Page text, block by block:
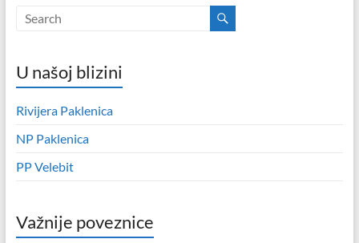
U našoj blizini
Rivijera Paklenica
NP Paklenica
PP Velebit
Važnije poveznice